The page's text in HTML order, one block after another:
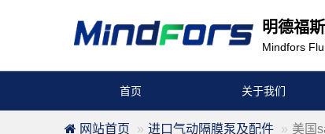
明德福
Mindfors
首页 关于我们
网站首页 进口气动隔膜泵及配件 美国